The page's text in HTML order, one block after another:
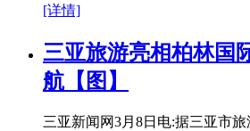
[详情]
三亚旅游亮相柏林国
航【图】
三亚新闻网3月8日电:据三亚市